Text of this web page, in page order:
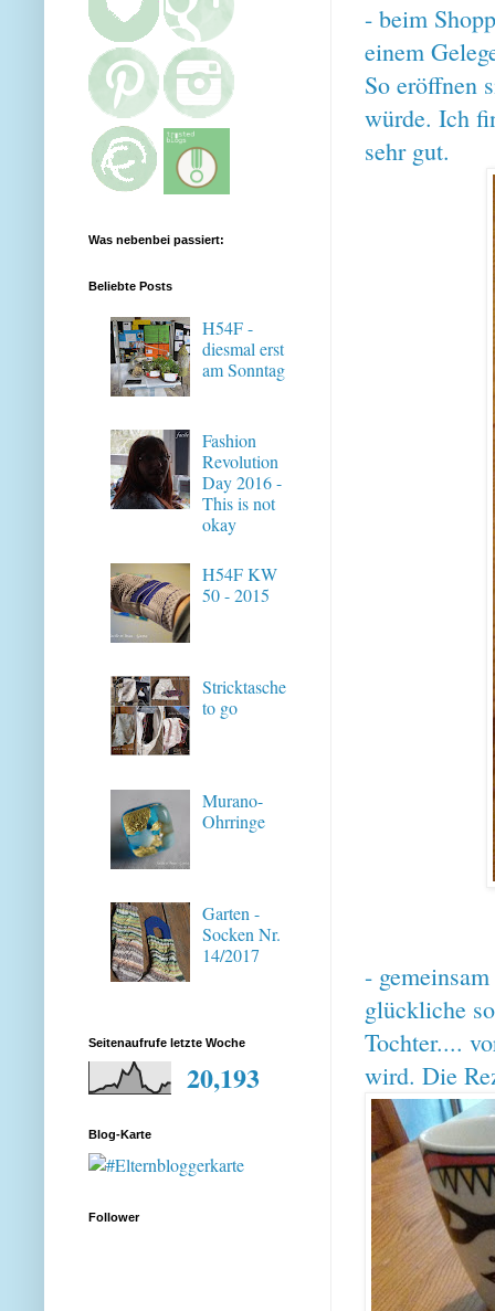
- beim
einem
So eröffnen
würde. Ich
sehr gut.
-
glückliche
Tochter....
wird. Die
Was nebenbei passiert:
Beliebte Posts
H54F -
diesmal erst
am Sonntag
Fashion
Revolution
Day 2016 -
This is not
okay
H54F KW
50 - 2015
Stricktasche
to go
Murano-
Ohrringe
Garten -
Socken Nr.
14/2017
Seitenaufrufe letzte Woche
20,193
Blog-Karte
Follower